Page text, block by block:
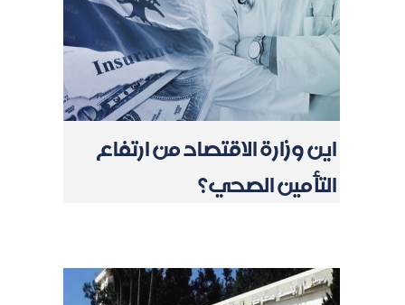
اين وزارة الاقتصاد من ارتفاع
التأمين الصحي؟